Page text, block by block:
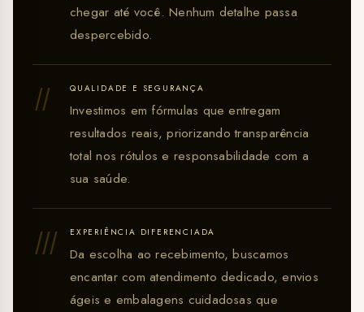
chegar até você. Nenhum detalhe passa
despercebido.
II QUALIDADE E SEGURANÇA
Investimos em fórmulas que entregam
resultados reais, priorizando transparência
total nos rótulos e responsabilidade com a
sua saúde.
III EXPERIÊNCIA DIFERENCIADA
Da escolha ao recebimento, buscamos
encantar com atendimento dedicado, envios
ágeis e embalagens cuidadosas que